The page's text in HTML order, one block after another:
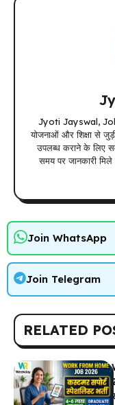
Jyoti Jayswal,
योजनाओं और शिक्षा से
उपलब्ध कराने के लिए
समय पर जानकारी
Join WhatsApp
Join Telegram
RELATED